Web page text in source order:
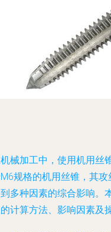
械加工中，使用机用丝
规格的机用丝锥，其
多种因素的综合影响。
计算方法、影响因素及